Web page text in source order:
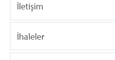
İletişim
İhaleler